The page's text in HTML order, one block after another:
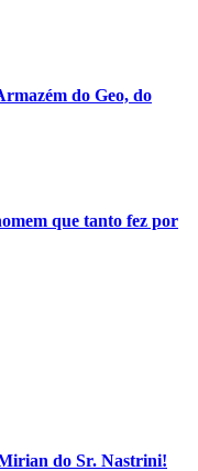
do Geo, do
que tanto fez por
do Sr. Nastrini!